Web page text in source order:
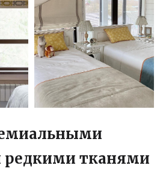
редкими тканями